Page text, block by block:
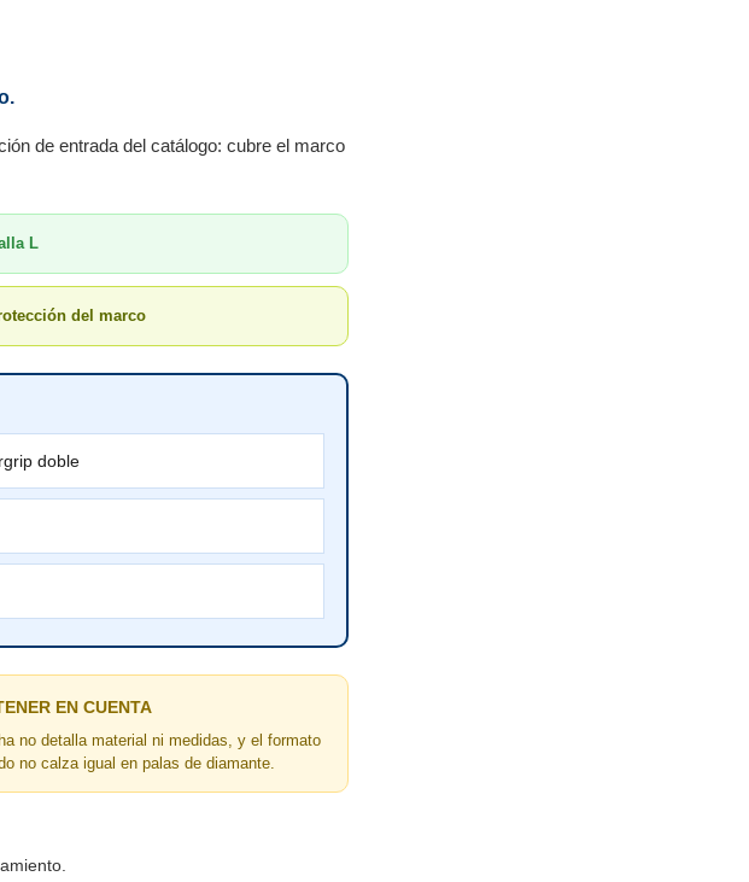
de entrada del catálogo: cubre el marco
L
del marco
doble
EN CUENTA
no detalla material ni medidas, y el formato
no calza igual en palas de diamante.